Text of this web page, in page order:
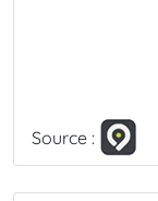
Source :